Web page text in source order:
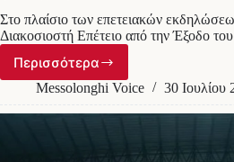
Στο πλαίσιο των επετειακών
Διακοσιοστή Επέτειο από την Έξοδο
Περισσότερα
«200
Χρόνια
στο
Messolonghi Voice 30 Ιουλίου